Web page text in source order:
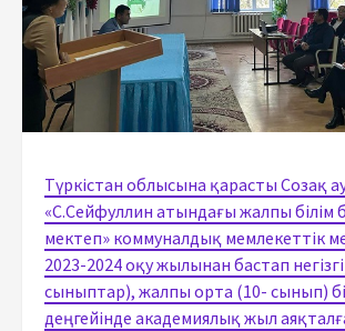
Түркістан облысына қарасты Созақ
«С.Сейфуллин атындағы жалпы білім
мектеп» коммуналдық мемлекеттік
2023-2024 оқу жылынан бастап
сыныптар), жалпы орта (10- сынып)
деңгейінде академиялық жыл